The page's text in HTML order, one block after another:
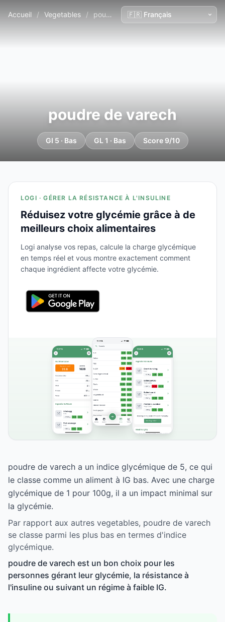
Accueil / Vegetables / poudre de varech
poudre de varech
GI 5 · Bas GL 1 · Bas Score 9/10
LOGI · GÉRER LA RÉSISTANCE À L'INSULINE
Réduisez votre glycémie grâce à de
meilleurs choix alimentaires
Logi analyse vos repas, calcule la charge glycémique
en temps réel et vous montre exactement comment
chaque ingrédient affecte votre glycémie.
poudre de varech a un indice glycémique de 5, ce qui
le classe comme un aliment à IG bas. Avec une charge
glycémique de 1 pour 100g, il a un impact minimal sur
la glycémie.
Par rapport aux autres vegetables, poudre de varech
se classe parmi les plus bas en termes d'indice
glycémique.
poudre de varech est un bon choix pour les
personnes gérant leur glycémie, la résistance à
l'insuline ou suivant un régime à faible IG.